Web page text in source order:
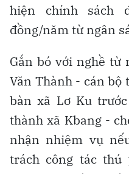
hiện chính sách
đồng/năm từ ngân
Gắn bó với nghề từ
Văn Thành - cán bộ
bàn xã Lơ Ku
thành xã Kbang -
nhận nhiệm vụ
trách công tác